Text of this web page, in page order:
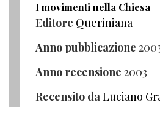
I movimenti nella Chiesa
Editore Queriniana
Anno pubblicazione
Anno recensione 2003
Recensito daLuciano